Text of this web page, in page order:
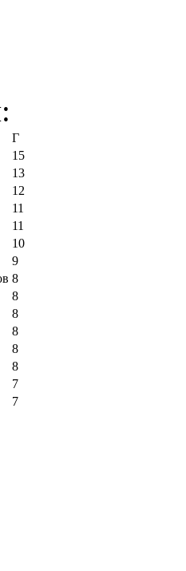
Г
15
13
12
11
11
10
9
8
8
8
8
8
8
7
7